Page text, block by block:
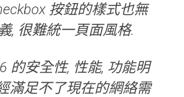
按鈕的樣式也無
, 很難統一頁面風格.
的安全性, 性能, 功能明
滿足不了現在的網絡需